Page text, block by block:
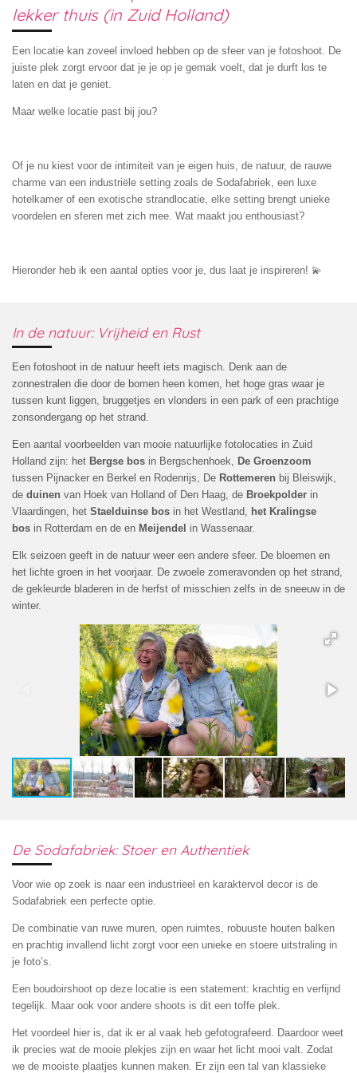
lekker thuis (in Zuid Holland)
Een locatie kan zoveel invloed hebben op de sfeer van je fotoshoot. De
juiste plek zorgt ervoor dat je je op je gemak voelt, dat je durft los te
laten en dat je geniet.
Maar welke locatie past bij jou?
Of je nu kiest voor de intimiteit van je eigen huis, de natuur, de rauwe
charme van een industriële setting zoals de Sodafabriek, een luxe
hotelkamer of een exotische strandlocatie, elke setting brengt unieke
voordelen en sferen met zich mee. Wat maakt jou enthousiast?
Hieronder heb ik een aantal opties voor je, dus laat je inspireren! 💫
In de natuur: Vrijheid en Rust
Een fotoshoot in de natuur heeft iets magisch. Denk aan de
zonnestralen die door de bomen heen komen, het hoge gras waar je
tussen kunt liggen, bruggetjes en vlonders in een park of een prachtige
zonsondergang op het strand.
Een aantal voorbeelden van mooie natuurlijke fotolocaties in Zuid
Holland zijn: het Bergse bos in Bergschenhoek,
De Groenzoom
tussen Pijnacker en Berkel en Rodenrijs, De Rottemeren bij Bleiswijk,
de duinen van Hoek van Holland of Den Haag, de Broekpolder in
Vlaardingen, het Staelduinse bos in het Westland,
het Kralingse
bos in Rotterdam en de en Meijendel in Wassenaar.
Elk seizoen geeft in de natuur weer een andere sfeer. De bloemen en
het lichte groen in het voorjaar. De zwoele zomeravonden op het strand,
de gekleurde bladeren in de herfst of misschien zelfs in de sneeuw in de
winter.
De Sodafabriek: Stoer en Authentiek
Voor wie op zoek is naar een industrieel en karaktervol decor is de
Sodafabriek een perfecte optie.
De combinatie van ruwe muren, open ruimtes, robuuste houten balken
en prachtig invallend licht zorgt voor een unieke en stoere uitstraling in
je foto’s.
Een boudoirshoot op deze locatie is een statement: krachtig en verfijnd
tegelijk. Maar ook voor andere shoots is dit een toffe plek.
Het voordeel hier is, dat ik er al vaak heb gefotografeerd. Daardoor weet
ik precies wat de mooie plekjes zijn en waar het licht mooi valt. Zodat
we de mooiste plaatjes kunnen maken. Er zijn een tal van klassieke